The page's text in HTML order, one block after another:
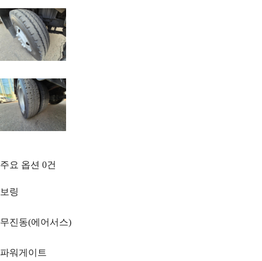
주요 옵션 0건
보링
무진동(에어서스)
파워게이트